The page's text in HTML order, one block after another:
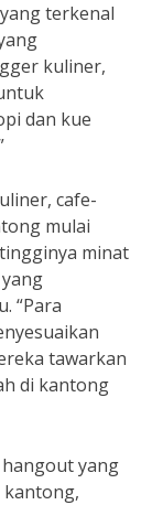
terkenal
kuliner,
dan kue
cafe-
mulai
minat
“Para
tawarkan
di kantong
hangout yang